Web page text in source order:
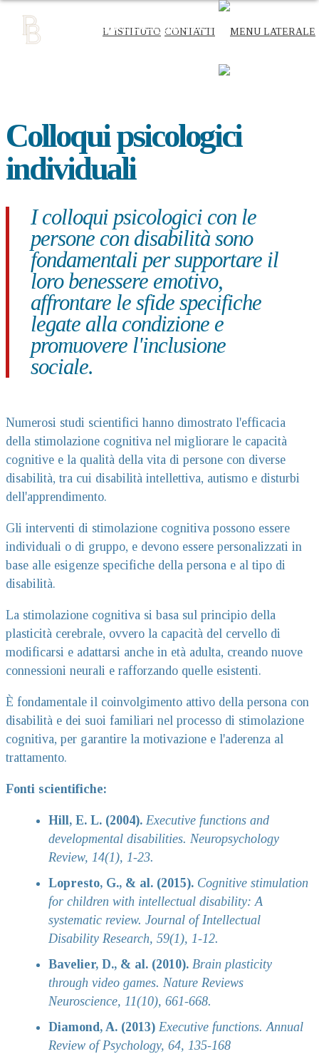
L′ ISTITUTO CONTATTI
Colloqui psicologici
individuali
I colloqui psicologici con le
persone con disabilità sono
fondamentali per supportare il
loro benessere emotivo,
affrontare le sfide specifiche
legate alla condizione e
promuovere l'inclusione
sociale.
Numerosi studi scientifici hanno dimostrato l'efficacia
della stimolazione cognitiva nel migliorare le capacità
cognitive e la qualità della vita di persone con diverse
disabilità, tra cui disabilità intellettiva, autismo e disturbi
dell'apprendimento.
Gli interventi di stimolazione cognitiva possono essere
individuali o di gruppo, e devono essere personalizzati in
base alle esigenze specifiche della persona e al tipo di
disabilità.
La stimolazione cognitiva si basa sul principio della
plasticità cerebrale, ovvero la capacità del cervello di
modificarsi e adattarsi anche in età adulta, creando nuove
connessioni neurali e rafforzando quelle esistenti.
È fondamentale il coinvolgimento attivo della persona con
disabilità e dei suoi familiari nel processo di stimolazione
cognitiva, per garantire la motivazione e l'aderenza al
trattamento.
Fonti scientifiche:
Hill, E. L. (2004). Executive functions and
developmental disabilities. Neuropsychology
Review, 14(1), 1-23.
Lopresto, G., & al. (2015). Cognitive stimulation
for children with intellectual disability: A
systematic review. Journal of Intellectual
Disability Research, 59(1), 1-12.
Bavelier, D., & al. (2010). Brain plasticity
through video games. Nature Reviews
Neuroscience, 11(10), 661-668.
Diamond, A. (2013) Executive functions. Annual
Review of Psychology, 64, 135-168